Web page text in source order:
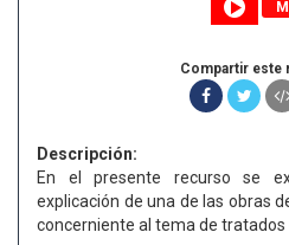
Compartir este
Descripción:
En el presente recurso se
explicación de una de las obras
concerniente al tema de tratados